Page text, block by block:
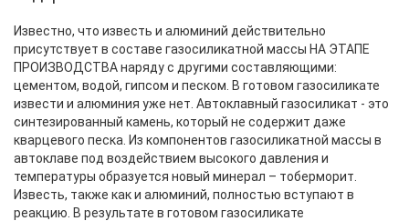
Известно, что известь и алюминий действительно
присутствует в составе газосиликатной массы НА ЭТАПЕ
ПРОИЗВОДСТВА наряду с другими составляющими:
цементом, водой, гипсом и песком. В готовом газосиликате
извести и алюминия уже нет. Автоклавный газосиликат - это
синтезированный камень, который не содержит даже
кварцевого песка. Из компонентов газосиликатной массы в
автоклаве под воздействием высокого давления и
температуры образуется новый минерал – тоберморит.
Известь, также как и алюминий, полностью вступают в
реакцию. В результате в готовом газосиликате